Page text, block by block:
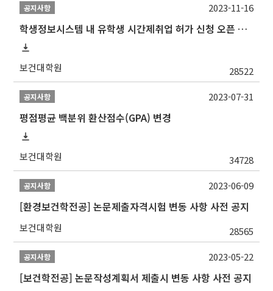
공지사항
학생정보시스템 내 유학생 시간제취업 허가 신청 오픈 안내
보건대학원 28522
2023-11-16
공지사항
평점평균 백분위 환산점수(GPA) 변경
보건대학원 34728
2023-07-31
공지사항
[환경보건학전공] 논문제출자격시험 변동 사항 사전 공지
보건대학원 28565
2023-06-09
공지사항
[보건학전공] 논문작성계획서 제출시 변동 사항 사전 공지
2023-05-22